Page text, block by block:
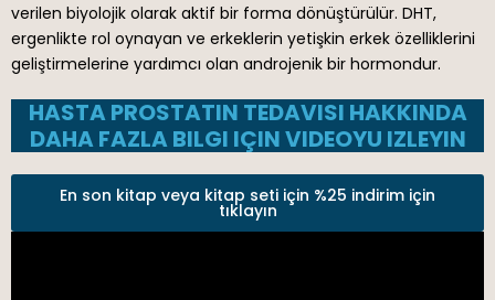
verilen biyolojik olarak aktif bir forma dönüştürülür. DHT,
ergenlikte rol oynayan ve erkeklerin yetişkin erkek özelliklerini
geliştirmelerine yardımcı olan androjenik bir hormondur.
HASTA PROSTATIN TEDAVISI HAKKINDA
DAHA FAZLA BILGI IÇIN VIDEOYU IZLEYIN
En son kitap veya kitap seti için %25 indirim için
tıklayın